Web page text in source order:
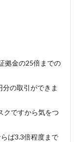
拠金の25倍までの
の取引ができま
クですから気をつ
ば3.3倍程度まで